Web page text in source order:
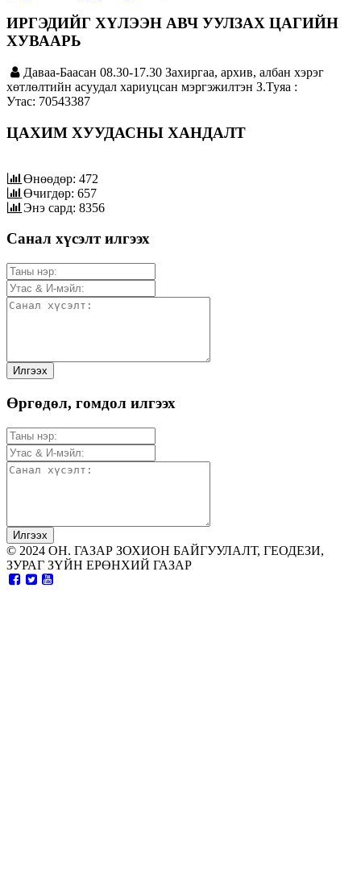
ИРГЭДИЙГ ХҮЛЭЭН АВЧ УУЛЗАХ ЦАГИЙН
ХУВААРЬ
Даваа-Баасан 08.30-17.30 Захиргаа, архив, албан хэрэг
хөтлөлтийн асуудал хариуцсан мэргэжилтэн З.Туяа :
Утас: 70543387
ЦАХИМ ХУУДАСНЫ ХАНДАЛТ
Өнөөдөр: 472
Өчигдөр: 657
Энэ сард: 8356
Санал хүсэлт илгээх
Өргөдөл, гомдол илгээх
© 2024 ОН. ГАЗАР ЗОХИОН БАЙГУУЛАЛТ, ГЕОДЕЗИ,
ЗУРАГ ЗҮЙН ЕРӨНХИЙ ГАЗАР